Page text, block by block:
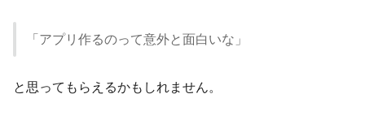
「アプリ作るのって意外と面白いな」
と思ってもらえるかもしれません。